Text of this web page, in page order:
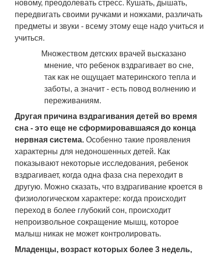
новому, преодолевать стресс. Кушать, дышать,
передвигать своими ручками и ножками, различать
предметы и звуки - всему этому еще надо учиться и
учиться.
Множеством детских врачей высказано
мнение, что ребенок вздрагивает во сне,
так как не ощущает материнского тепла и
заботы, а значит - есть повод волнению и
переживаниям.
Другая причина вздрагивания детей во время
сна - это еще не сформировавшаяся до конца
нервная система. Особенно такие проявления
характерны для недоношенных детей. Как
показывают некоторые исследования, ребенок
вздрагивает, когда одна фаза сна переходит в
другую. Можно сказать, что вздрагивание кроется в
физиологическом характере: когда происходит
переход в более глубокий сон, происходит
непроизвольное сокращение мышц, которое
малыш никак не может контролировать.
Младенцы, возраст которых более 3 недель,